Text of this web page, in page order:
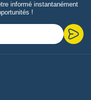
informé instantanément
!